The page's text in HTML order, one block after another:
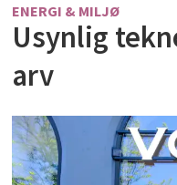
ENERGI & MILJØ
Usynlig
arv